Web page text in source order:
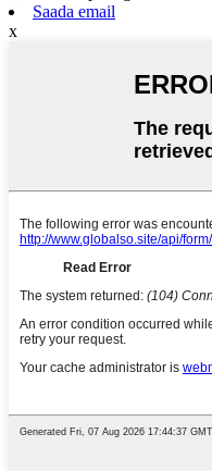
Saada email
x